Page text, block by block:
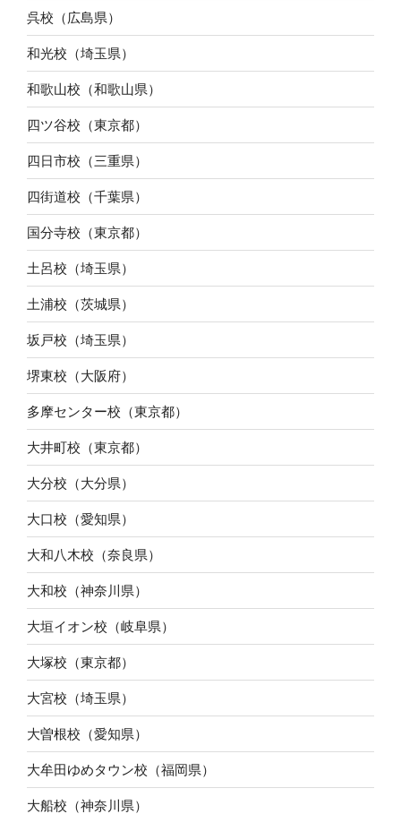
呉校（広島県）
和光校（埼玉県）
和歌山校（和歌山県）
四ツ谷校（東京都）
四日市校（三重県）
四街道校（千葉県）
国分寺校（東京都）
土呂校（埼玉県）
土浦校（茨城県）
坂戸校（埼玉県）
堺東校（大阪府）
多摩センター校（東京都）
大井町校（東京都）
大分校（大分県）
大口校（愛知県）
大和八木校（奈良県）
大和校（神奈川県）
大垣イオン校（岐阜県）
大塚校（東京都）
大宮校（埼玉県）
大曽根校（愛知県）
大牟田ゆめタウン校（福岡県）
大船校（神奈川県）